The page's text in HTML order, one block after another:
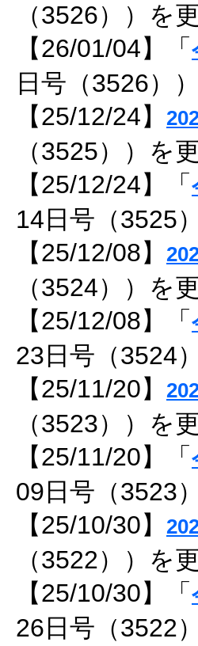
（3526））を
【26/01/04】「
日号（3526）
【25/12/24】
（3525））を
【25/12/24】「
14日号（3525
【25/12/08】
（3524））を
【25/12/08】「
23日号（3524
【25/11/20】
（3523））を
【25/11/20】「
09日号（3523
【25/10/30】
（3522））を
【25/10/30】「
26日号（3522